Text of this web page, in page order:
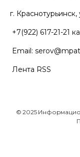
г. Краснотурьинск,
+7(922) 617-21-21
Email:
Лента RSS
© 2025